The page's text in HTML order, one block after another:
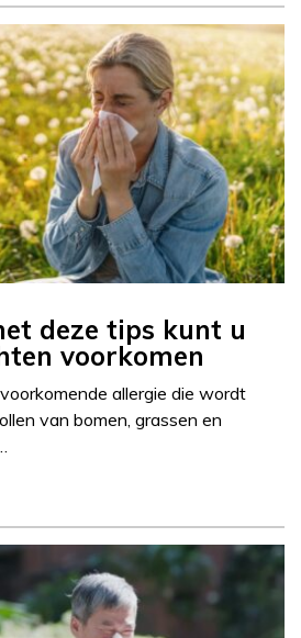
deze tips kunt u
voorkomen
allergie die wordt
van bomen, grassen en